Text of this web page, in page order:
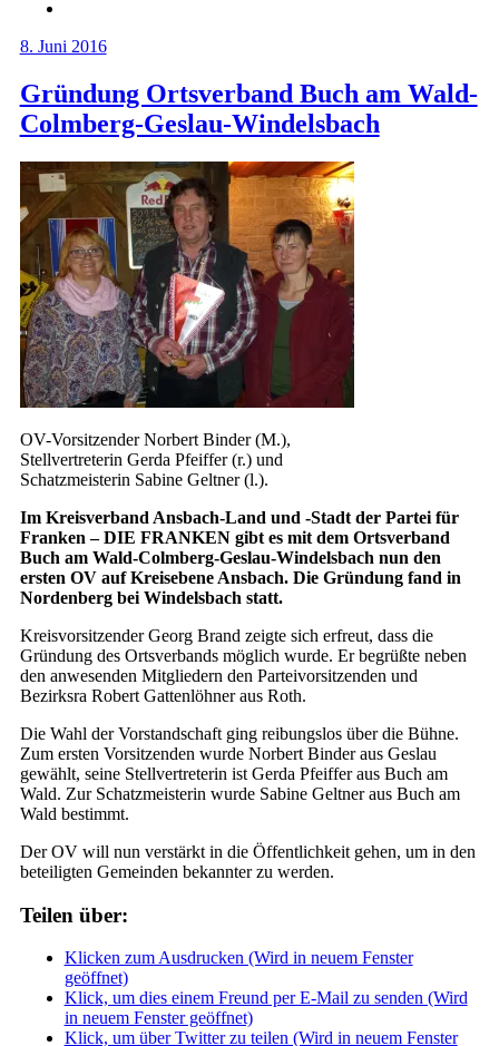
8. Juni 2016
Gründung Ortsverband Buch am Wald-
Colmberg-Geslau-Windelsbach
OV-Vorsitzender Norbert Binder (M.),
Stellvertreterin Gerda Pfeiffer (r.) und
Schatzmeisterin Sabine Geltner (l.).
Im Kreisverband Ansbach-Land und -Stadt der Partei für
Franken – DIE FRANKEN gibt es mit dem Ortsverband
Buch am Wald-Colmberg-Geslau-Windelsbach nun den
ersten OV auf Kreisebene Ansbach. Die Gründung fand in
Nordenberg bei Windelsbach statt.
Kreisvorsitzender Georg Brand zeigte sich erfreut, dass die
Gründung des Ortsverbands möglich wurde. Er begrüßte neben
den anwesenden Mitgliedern den Parteivorsitzenden und
Bezirksra Robert Gattenlöhner aus Roth.
Die Wahl der Vorstandschaft ging reibungslos über die Bühne.
Zum ersten Vorsitzenden wurde Norbert Binder aus Geslau
gewählt, seine Stellvertreterin ist Gerda Pfeiffer aus Buch am
Wald. Zur Schatzmeisterin wurde Sabine Geltner aus Buch am
Wald bestimmt.
Der OV will nun verstärkt in die Öffentlichkeit gehen, um in den
beteiligten Gemeinden bekannter zu werden.
Teilen über:
Klicken zum Ausdrucken (Wird in neuem Fenster
geöffnet)
Klick, um dies einem Freund per E-Mail zu senden (Wird
in neuem Fenster geöffnet)
Klick, um über Twitter zu teilen (Wird in neuem Fenster